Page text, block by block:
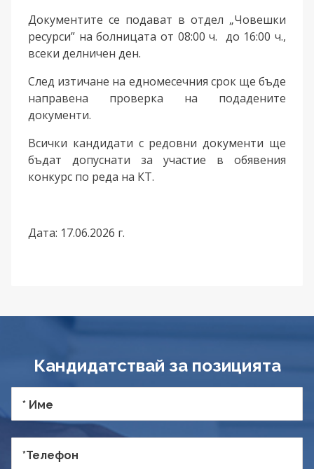
Документите се подават в отдел „Човешки
ресурси” на болницата от 08:00 ч. до 16:00 ч.,
всеки делничен ден.
След изтичане на едномесечния срок ще бъде
направена проверка на подадените
документи.
Всички кандидати с редовни документи ще
бъдат допуснати за участие в обявения
конкурс по реда на КТ.
Дата: 17.06.2026 г.
Кандидатствай за позицията
* Име
*Телефон